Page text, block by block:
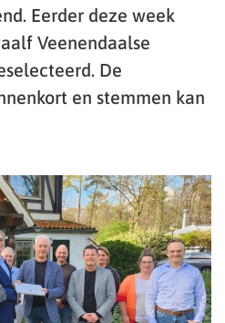
Eerder deze week
Veenendaalse
De
en stemmen kan